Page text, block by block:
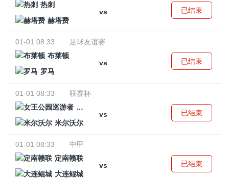
热刺
vs
赫塔费
已结束
01-01 08:33
足球友谊赛
布莱顿
vs
罗马
已结束
01-01 08:33
联赛杯
女王公园巡游者
vs
米尔沃尔
已结束
01-01 08:33
中甲
定南赣联
vs
大连鲲城
已结束